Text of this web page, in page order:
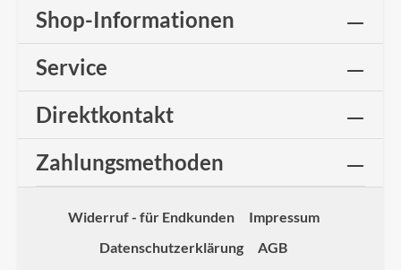
Shop-Informationen
Service
Direktkontakt
Zahlungsmethoden
Widerruf - für Endkunden
Impressum
Datenschutzerklärung
AGB